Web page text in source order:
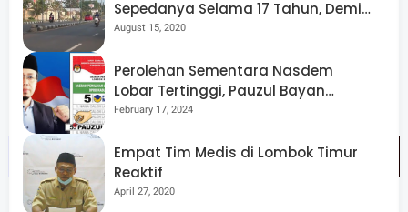
Sepedanya Selama 17 Tahun, Demi
Menggelorakan Kemerdekaan
August 15, 2020
Perolehan Sementara Nasdem
Lobar Tertinggi, Pauzul Bayan
Berpeluang “Rebut” Kursi Dapil 3
February 17, 2024
Empat Tim Medis di Lombok Timur
Reaktif
April 27, 2020